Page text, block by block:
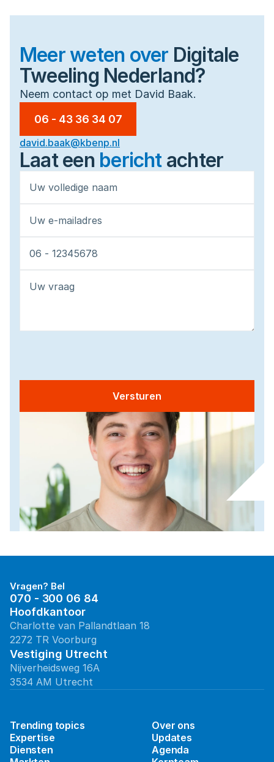
Meer weten over Digitale
Tweeling Nederland?
Neem contact op met David Baak.
06 - 43 36 34 07
david.baak@kbenp.nl
Laat een bericht achter
Versturen
Vragen? Bel
070 - 300 06 84
Hoofdkantoor
Charlotte van Pallandtlaan 18
2272 TR Voorburg
Vestiging Utrecht
Nijverheidsweg 16A
3534 AM Utrecht
Trending topics
Expertise
Diensten
Over ons
Updates
Agenda